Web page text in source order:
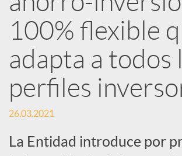
c
a
d
o
100% flexible
adapta a todos
perfiles
26.03.2021
La Entidad introduce por